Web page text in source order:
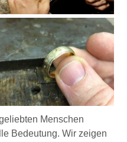
Menschen
Bedeutung. Wir zeigen